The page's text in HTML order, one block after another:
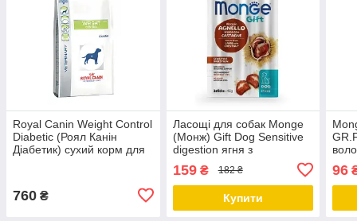
Royal Canin Weight Control
Diabetic (Роял Канін
Діабетик) сухий корм для
760 ₴
Ласощі для собак Monge
(Монж) Gift Dog Sensitive
digestion ягня з
159₴ 182 ₴
Купити
96